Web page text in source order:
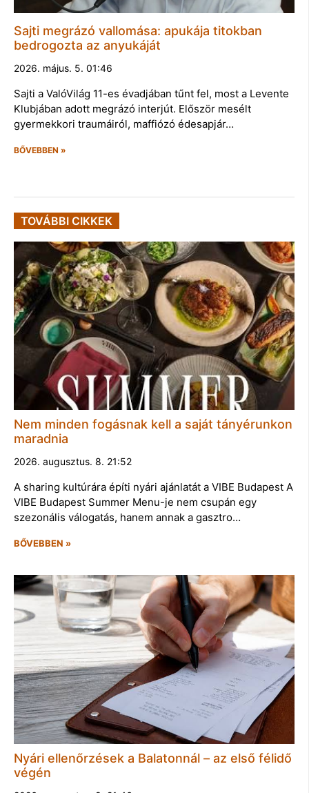
Sajti megrázó vallomása: apukája titokban
bedrogozta az anyukáját
2026. május. 5. 01:46
Sajti a ValóVilág 11-es évadjában tűnt fel, most a Levente
Klubjában adott megrázó interjút. Először mesélt
gyermekkori traumáiról, maffiózó édesapjár…
BŐVEBBEN »
TOVÁBBI CIKKEK
Nem minden fogásnak kell a saját tányérunkon
maradnia
2026. augusztus. 8. 21:52
A sharing kultúrára építi nyári ajánlatát a VIBE Budapest A
VIBE Budapest Summer Menu-je nem csupán egy
szezonális válogatás, hanem annak a gasztro…
BŐVEBBEN »
Nyári ellenőrzések a Balatonnál – az első félidő
végén